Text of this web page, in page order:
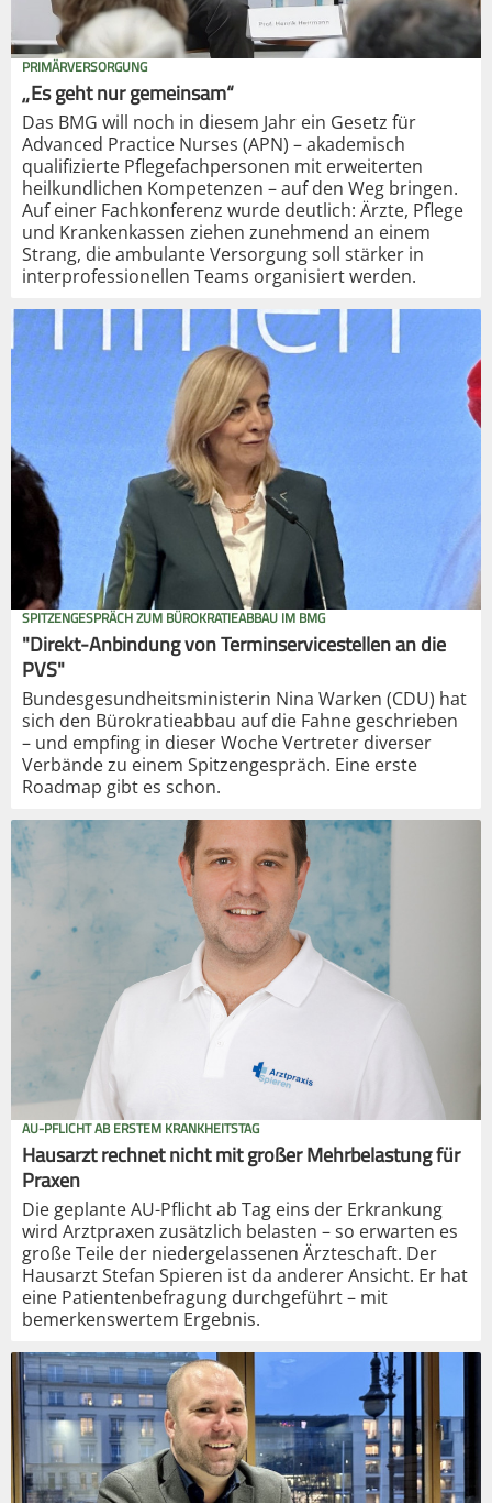
PRIMÄRVERSORGUNG
„Es geht nur gemeinsam“
Das BMG will noch in diesem Jahr ein Gesetz für
Advanced Practice Nurses (APN) – akademisch
qualifizierte Pflegefachpersonen mit erweiterten
heilkundlichen Kompetenzen – auf den Weg bringen.
Auf einer Fachkonferenz wurde deutlich: Ärzte, Pflege
und Krankenkassen ziehen zunehmend an einem
Strang, die ambulante Versorgung soll stärker in
interprofessionellen Teams organisiert werden.
SPITZENGESPRÄCH ZUM BÜROKRATIEABBAU IM BMG
"Direkt-Anbindung von Terminservicestellen an die
PVS"
Bundesgesundheitsministerin Nina Warken (CDU) hat
sich den Bürokratieabbau auf die Fahne geschrieben
– und empfing in dieser Woche Vertreter diverser
Verbände zu einem Spitzengespräch. Eine erste
Roadmap gibt es schon.
AU-PFLICHT AB ERSTEM KRANKHEITSTAG
Hausarzt rechnet nicht mit großer Mehrbelastung für
Praxen
Die geplante AU-Pflicht ab Tag eins der Erkrankung
wird Arztpraxen zusätzlich belasten – so erwarten es
große Teile der niedergelassenen Ärzteschaft. Der
Hausarzt Stefan Spieren ist da anderer Ansicht. Er hat
eine Patientenbefragung durchgeführt – mit
bemerkenswertem Ergebnis.